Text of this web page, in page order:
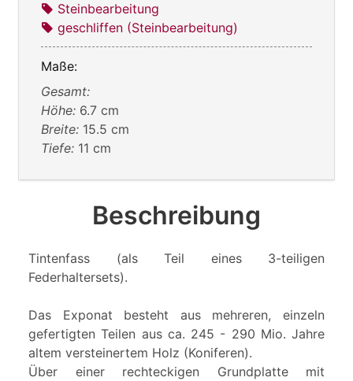
Steinbearbeitung
geschliffen (Steinbearbeitung)
Maße:
Gesamt:
Höhe: 6.7 cm
Breite: 15.5 cm
Tiefe: 11 cm
Beschreibung
Tintenfass (als Teil eines 3-teiligen
Federhaltersets).
Das Exponat besteht aus mehreren, einzeln
gefertigten Teilen aus ca. 245 - 290 Mio. Jahre
altem versteinertem Holz (Koniferen).
Über einer rechteckigen Grundplatte mit